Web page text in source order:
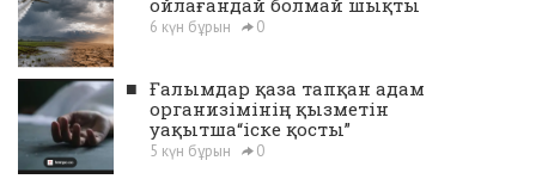
ойлағандай болмай шықты
6 күн бұрын 0
■ Ғалымдар қаза тапқан адам
организімінің қызметін
уақытша“іске қосты”
5 күн бұрын 0